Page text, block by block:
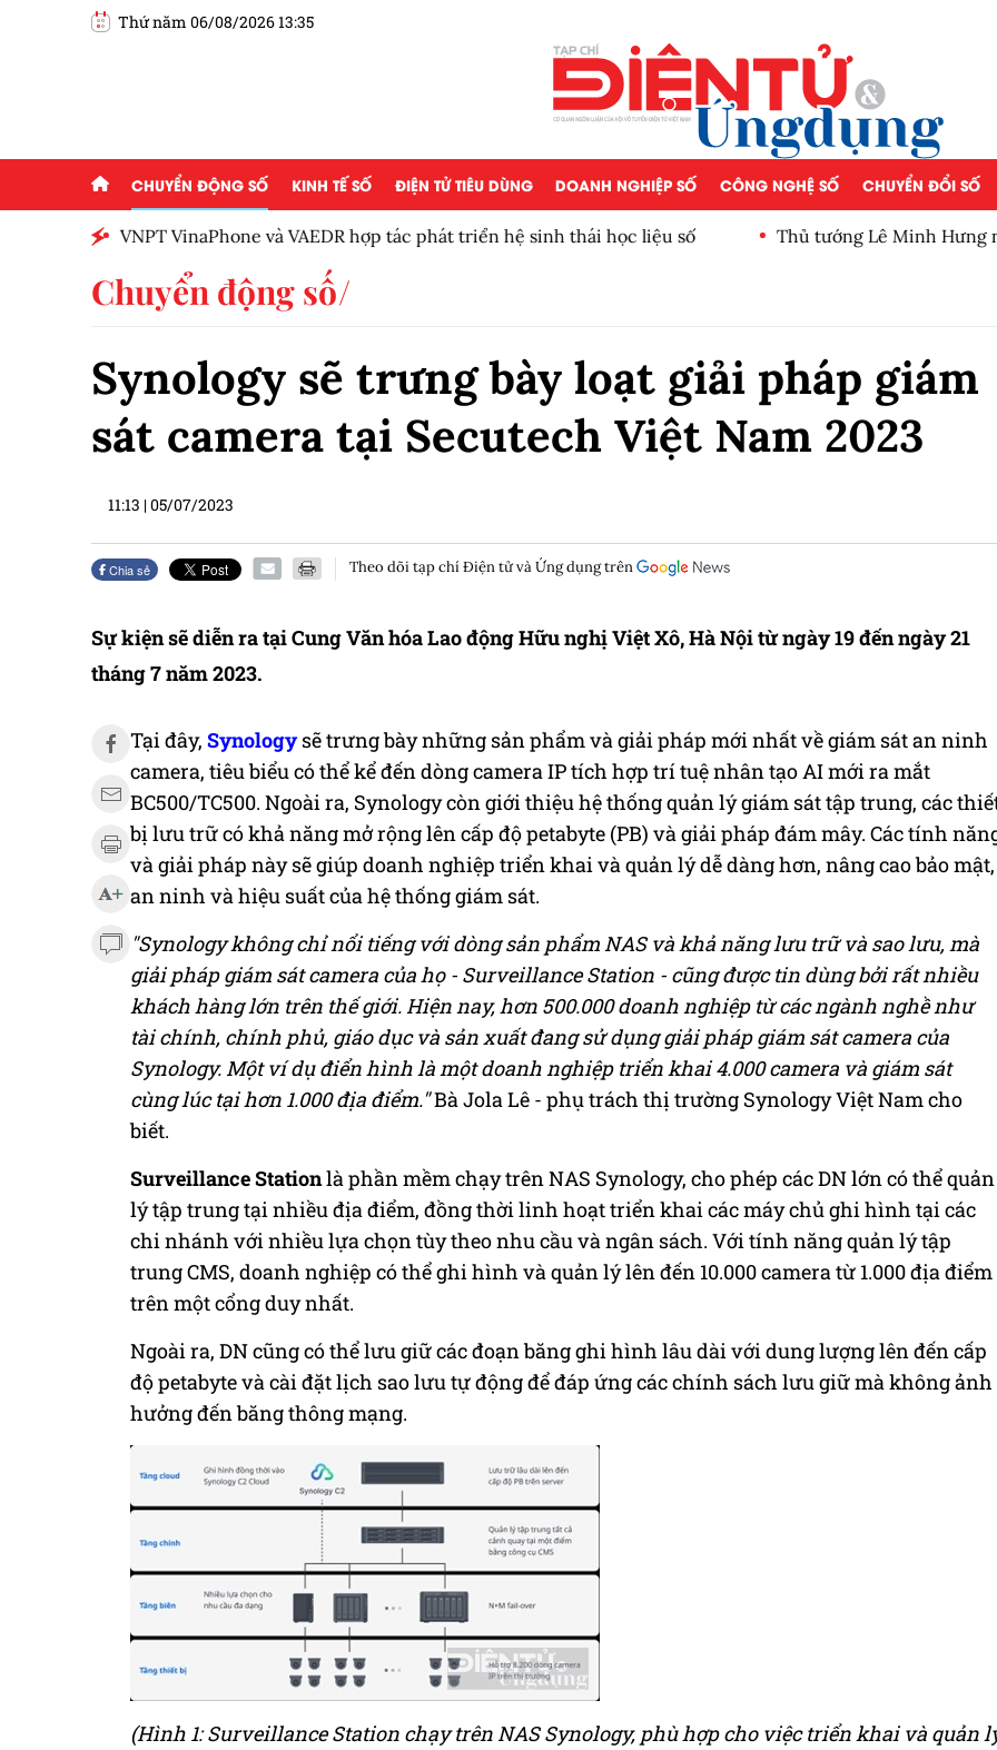
Thứ năm 06/08/2026 13:35
CHUYỂN ĐỘNG SỐ KINH TẾ SỐ ĐIỆN TỬ TIÊU DÙNG DOANH NGHIỆP SỐ CÔNG NGHỆ SỐ CHUYỂN ĐỔI SỐ
VNPT VinaPhone và VAEDR hợp tác phát triển hệ sinh thái học liệu số Thủ tướng Lê Minh Hưng
Chuyển động số
Synology sẽ trưng bày loạt giải pháp giám
sát camera tại Secutech Việt Nam 2023
11:13 |05/07/2023
Chia sẻ Theo dõi tạp chí Điện tử và Ứng dụng trên
Sự kiện sẽ diễn ra tại Cung Văn hóa Lao động Hữu nghị Việt Xô, Hà Nội từ ngày 19 đến ngày 21
tháng 7 năm 2023.
Tại đây, Synologysẽ trưng bày những sản phẩm và giải pháp mới nhất về giám sát an ninh
camera, tiêu biểu có thể kể đến dòng camera IP tích hợp trí tuệ nhân tạo AI mới ra mắt
BC500/TC500. Ngoài ra, Synology còn giới thiệu hệ thống quản lý giám sát tập trung, các
bị lưu trữ có khả năng mở rộng lên cấp độ petabyte (PB) và giải pháp đám mây. Các tính
và giải pháp này sẽ giúp doanh nghiệp triển khai và quản lý dễ dàng hơn, nâng cao bảo mật,
an ninh và hiệu suất của hệ thống giám sát.
"Synology không chỉ nổi tiếng với dòng sản phẩm NAS và khả năng lưu trữ và sao lưu, mà
giải pháp giám sát camera của họ - Surveillance Station - cũng được tin dùng bởi rất nhiều
khách hàng lớn trên thế giới. Hiện nay, hơn 500.000 doanh nghiệp từ các ngành nghề như
tài chính, chính phủ, giáo dục và sản xuất đang sử dụng giải pháp giám sát camera của
Synology. Một ví dụ điển hình là một doanh nghiệp triển khai 4.000 camera và giám sát
cùng lúc tại hơn 1.000 địa điểm."Bà Jola Lê - phụ trách thị trường Synology Việt Nam cho
biết.
Surveillance Stationlà phần mềm chạy trên NAS Synology, cho phép các DN lớn có thể quản
lý tập trung tại nhiều địa điểm, đồng thời linh hoạt triển khai các máy chủ ghi hình tại các
chi nhánh với nhiều lựa chọn tùy theo nhu cầu và ngân sách. Với tính năng quản lý tập
trung CMS, doanh nghiệp có thể ghi hình và quản lý lên đến 10.000 camera từ 1.000 địa điểm
trên một cổng duy nhất.
Ngoài ra, DN cũng có thể lưu giữ các đoạn băng ghi hình lâu dài với dung lượng lên đến cấp
độ petabyte và cài đặt lịch sao lưu tự động để đáp ứng các chính sách lưu giữ mà không ảnh
hưởng đến băng thông mạng.
(Hình 1: Surveillance Station chạy trên NAS Synology, phù hợp cho việc triển khai và quản